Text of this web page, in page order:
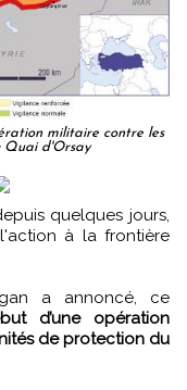
militaire contre les
Quai d'Orsay
à la frontière
a annoncé, ce
d’une opération
de protection du